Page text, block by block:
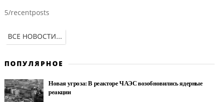
5/recentposts
ВСЕ НОВОСТИ...
ПОПУЛЯРНОЕ
Новая угроза: В реакторе ЧАЭС возобновились ядерные
реакции